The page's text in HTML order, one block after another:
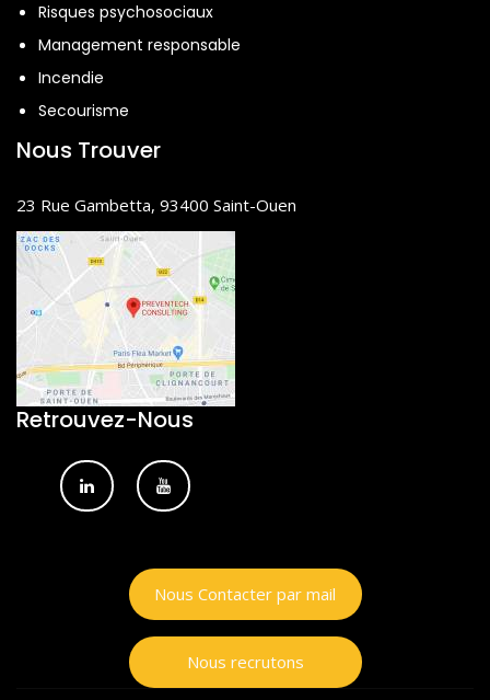
Risques psychosociaux
Management responsable
Incendie
Secourisme
Nous Trouver
23 Rue Gambetta, 93400 Saint-Ouen
Retrouvez-Nous
Nous Contacter par mail
Nous recrutons